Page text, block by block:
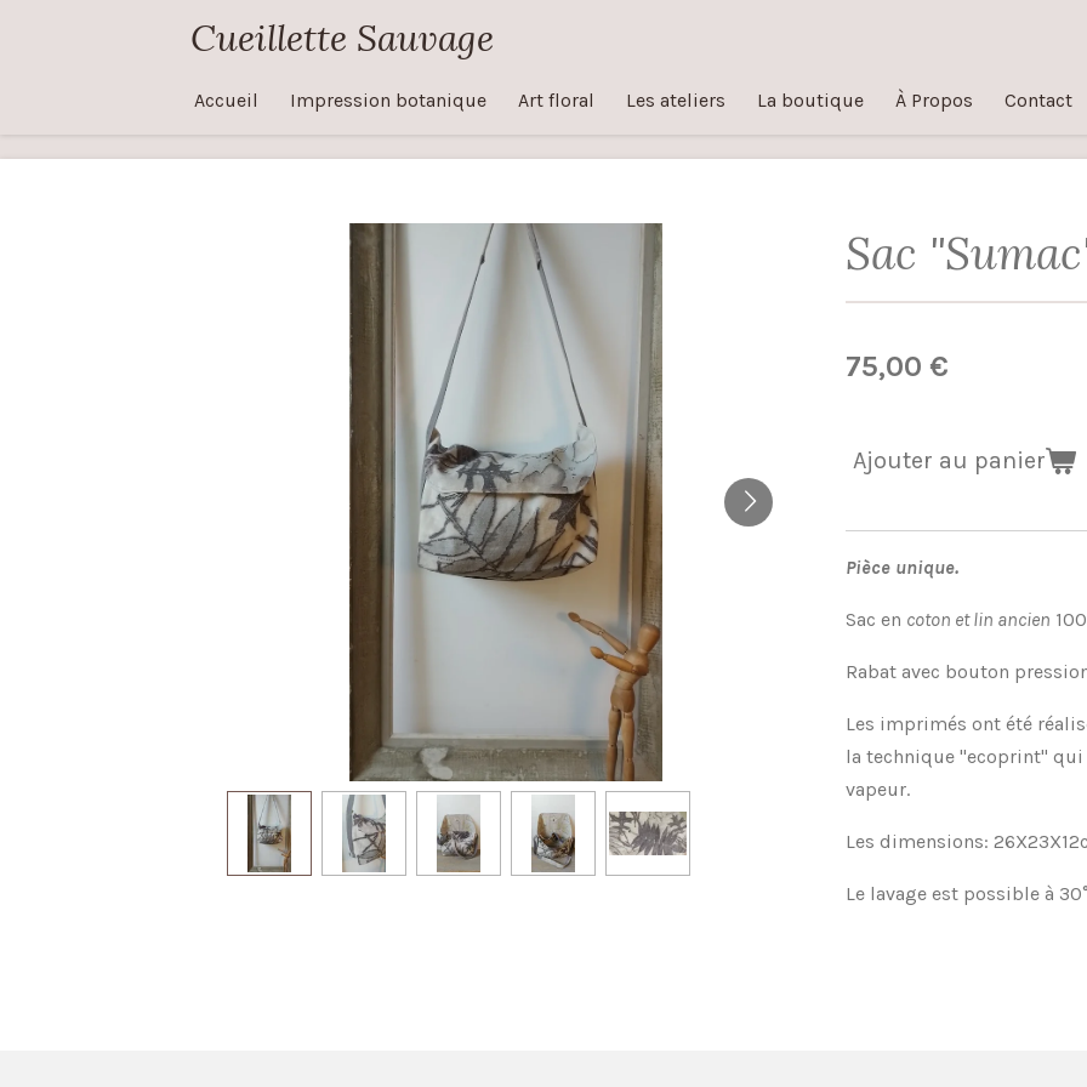
Cueillette Sauvage
Accueil Impression botanique Art floral Les ateliers La boutique À Propos Contact
Sac
75,00 €
Ajouter au panier
Pièce unique.
Sac en coton et lin ancien
Rabat avec bouton
Les imprimés ont été
la technique "ecoprint" qui
vapeur.
Les dimensions:
Le lavage est possible à